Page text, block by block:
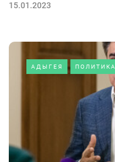
15.01.2023
АДЫГЕЯ ПОЛИТИКА